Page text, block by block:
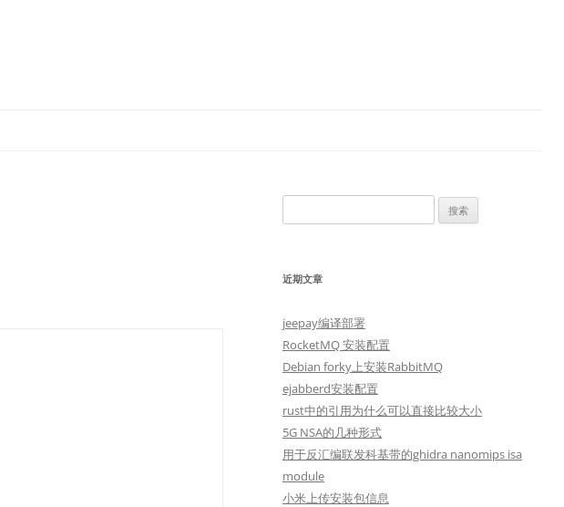
索：
近期文章
jeepay编译部署
RocketMQ 安装配置
Debian forky上安装RabbitMQ
ejabberd安装配置
rust中的引用为什么可以直接比较大小
5G NSA的几种形式
用于反汇编联发科基带的ghidra nanomips isa
module
小米上传安装包信息